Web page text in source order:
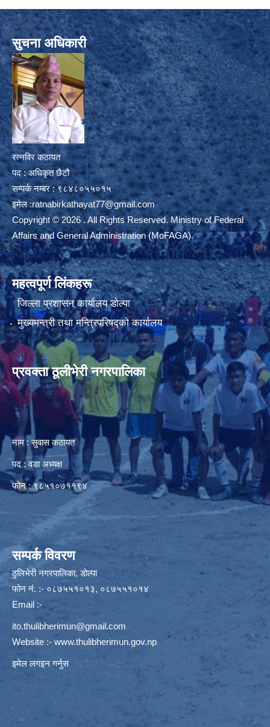
सुचना अधिकारी
रत्नविर कठायत
पद : अधिकृत छैटौ
सम्पर्क नम्बर : ९८४८०५५०१५
इमेल :ratnabirkathayat77@gmail.com
Copyright © 2026 . All Rights Reserved. Ministry of Federal
Affairs and General Administration (MoFAGA).
महत्वपूर्ण लिंकहरू
जिल्ला प्रशासन कार्यालय डाेल्पा
मुख्यमन्त्री तथा मन्त्रिपरिषद्को कार्यालय
प्रवक्ता ठूलीभेरी नगरपालिका
नाम : सुवास कठायत
पद : वडा अध्यक्ष
फोन : ९८५१०७११९४
सम्पर्क विवरण
ठुलिभेरी नगरपालिका, डोल्पा
फोन नं. :- ०८७५५१०१३, ०८७५५१०१४
Email :-
ito.thulibherimun@gmail.com
Website :- www.thulibherimun.gov.np
इमेल लगइन गर्नुस